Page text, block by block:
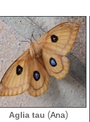
Aglia tau (Ana)